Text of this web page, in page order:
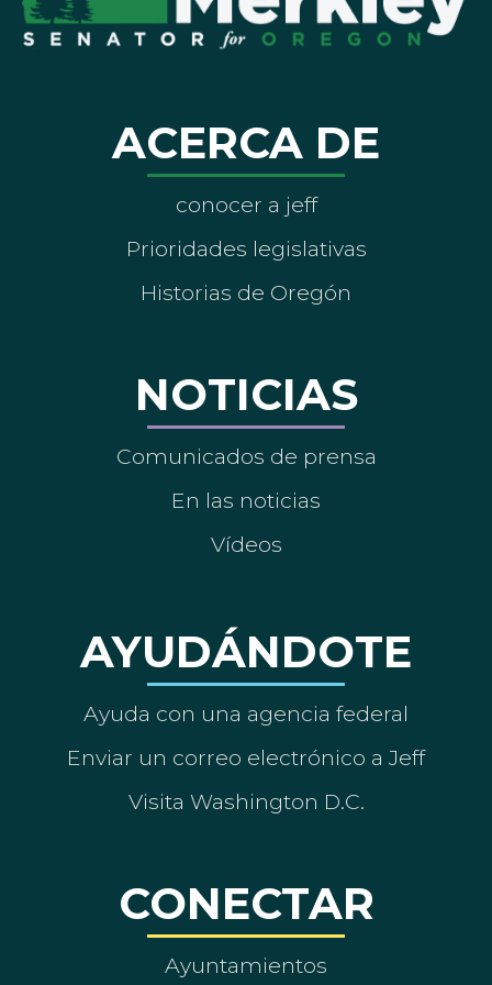
ACERCA DE
conocer a jeff
Prioridades legislativas
Historias de Oregón
NOTICIAS
Comunicados de prensa
En las noticias
Vídeos
AYUDÁNDOTE
Ayuda con una agencia federal
Enviar un correo electrónico a Jeff
Visita Washington D.C.
CONECTAR
Ayuntamientos